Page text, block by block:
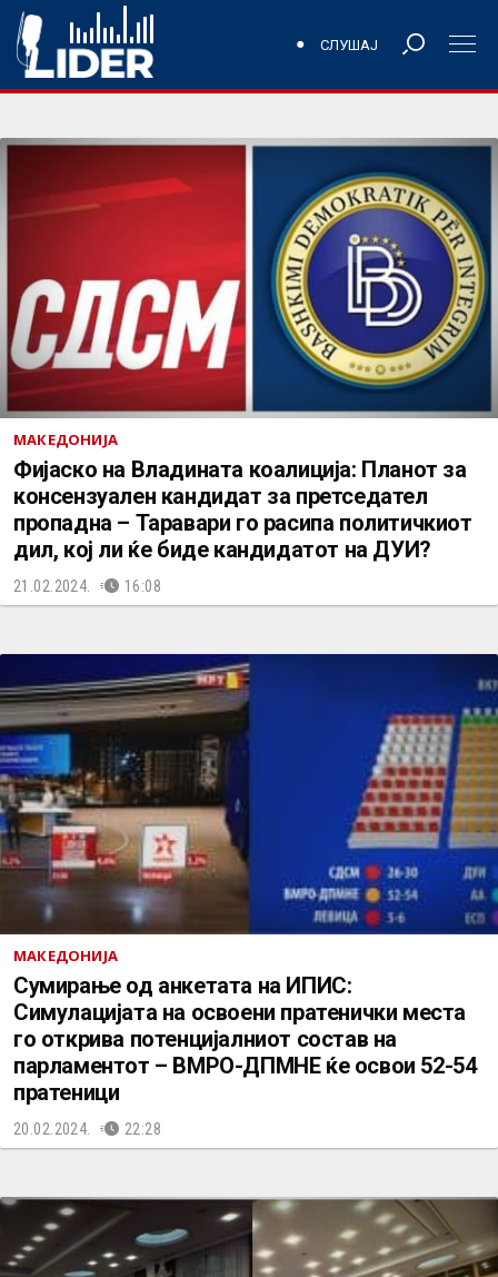
СЛУШАЈ
МАКЕДОНИЈА
Фијаско на Владината коалиција: Планот за
консензуален кандидат за претседател
пропадна – Таравари го расипа политичкиот
дил, кој ли ќе биде кандидатот на ДУИ?
21.02.2024. 16:08
МАКЕДОНИЈА
Сумирање од анкетата на ИПИС:
Симулацијата на освоени пратенички места
го открива потенцијалниот состав на
парламентот – ВМРО-ДПМНЕ ќе освои 52-54
пратеници
20.02.2024. 22:28